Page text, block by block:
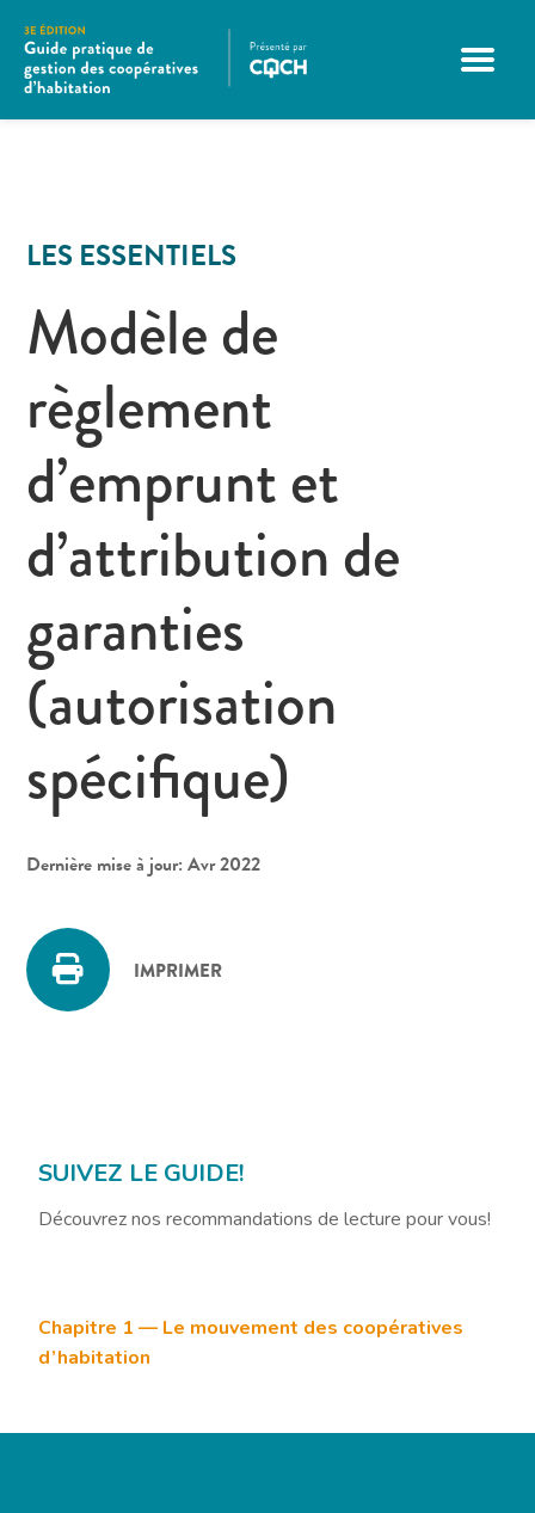
LES ESSENTIELS
Modèle de
règlement
d’emprunt et
d’attribution de
garanties
(autorisation
spécifique)
Dernière mise à jour: Avr 2022
IMPRIMER
SUIVEZ LE GUIDE!
Découvrez nos recommandations de lecture pour vous!
Chapitre 1 — Le mouvement des coopératives
d’habitation